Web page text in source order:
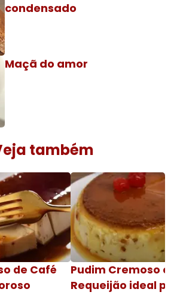
condensado
Maçã do amor
também
de Café
Pudim Cremoso
Requeijão ideal